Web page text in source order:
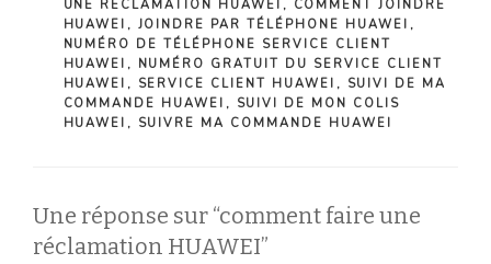
UNE RÉCLAMATION HUAWEI , COMMENT JOINDRE
HUAWEI , JOINDRE PAR TÉLÉPHONE HUAWEI ,
NUMÉRO DE TÉLÉPHONE SERVICE CLIENT
HUAWEI , NUMÉRO GRATUIT DU SERVICE CLIENT
HUAWEI , SERVICE CLIENT HUAWEI , SUIVI DE MA
COMMANDE HUAWEI , SUIVI DE MON COLIS
HUAWEI , SUIVRE MA COMMANDE HUAWEI
Une réponse sur “comment faire une
réclamation HUAWEI”